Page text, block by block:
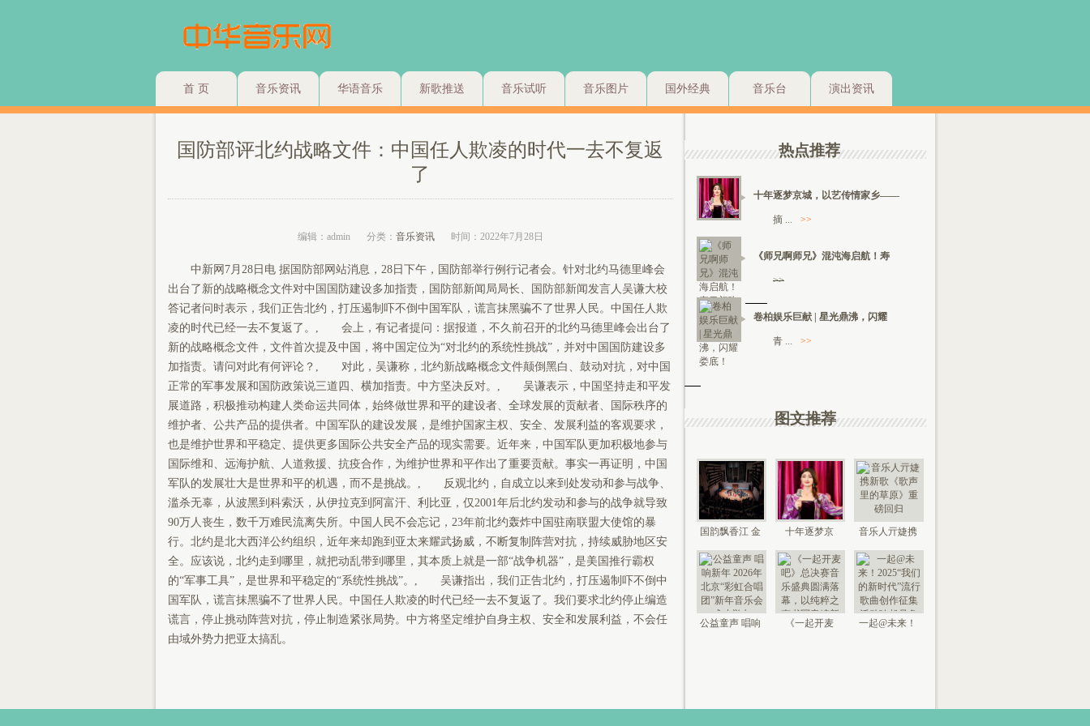
首 页 音乐资讯 华语音乐 新歌推送 音乐试听 音乐图片 国外经典 音乐台 演出资讯
国防部评北约战略文件：中国任人欺凌的时代一去不复返
了
编辑：admin 分类： 音乐资讯 时间：2022年7月28日
中新网7月28日电 据国防部网站消息，28日下午，国防部举行例行记者会。针对北约马德里峰会
出台了新的战略概念文件对中国国防建设多加指责，国防部新闻局局长、国防部新闻发言人吴谦大校
答记者问时表示，我们正告北约，打压遏制吓不倒中国军队，谎言抹黑骗不了世界人民。中国任人欺
凌的时代已经一去不复返了。, 会上，有记者提问：据报道，不久前召开的北约马德里峰会出台了
新的战略概念文件，文件首次提及中国，将中国定位为“对北约的系统性挑战”，并对中国国防建设多
加指责。请问对此有何评论？, 对此，吴谦称，北约新战略概念文件颠倒黑白、鼓动对抗，对中国
正常的军事发展和国防政策说三道四、横加指责。中方坚决反对。, 吴谦表示，中国坚持走和平发
展道路，积极推动构建人类命运共同体，始终做世界和平的建设者、全球发展的贡献者、国际秩序的
维护者、公共产品的提供者。中国军队的建设发展，是维护国家主权、安全、发展利益的客观要求，
也是维护世界和平稳定、提供更多国际公共安全产品的现实需要。近年来，中国军队更加积极地参与
国际维和、远海护航、人道救援、抗疫合作，为维护世界和平作出了重要贡献。事实一再证明，中国
军队的发展壮大是世界和平的机遇，而不是挑战。, 反观北约，自成立以来到处发动和参与战争、
滥杀无辜，从波黑到科索沃，从伊拉克到阿富汗、利比亚，仅2001年后北约发动和参与的战争就导致
90万人丧生，数千万难民流离失所。中国人民不会忘记，23年前北约轰炸中国驻南联盟大使馆的暴
行。北约是北大西洋公约组织，近年来却跑到亚太来耀武扬威，不断复制阵营对抗，持续威胁地区安
全。应该说，北约走到哪里，就把动乱带到哪里，其本质上就是一部“战争机器”，是美国推行霸权
的“军事工具”，是世界和平稳定的“系统性挑战”。, 吴谦指出，我们正告北约，打压遏制吓不倒中
国军队，谎言抹黑骗不了世界人民。中国任人欺凌的时代已经一去不复返了。我们要求北约停止编造
谎言，停止挑动阵营对抗，停止制造紧张局势。中方将坚定维护自身主权、安全和发展利益，不会任
由域外势力把亚太搞乱。
热点推荐
十年逐梦京城，以艺传情家乡——
摘 ... >>
《师兄啊师兄》混沌海启航！寿
>>
卷柏娱乐巨献 | 星光鼎沸，闪耀
青 ... >>
图文推荐
国韵飘香江 金
钟鸣未来 “时代
国
十年逐梦京
城，以艺传情
家乡——
音乐人亓婕携
新歌《歌声里
的草
公益童声 唱响
《一起开麦
一起@未来！